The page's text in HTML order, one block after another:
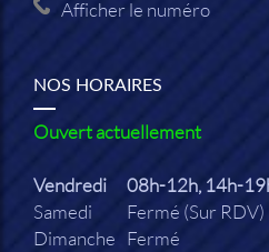
Afficher le numéro
NOS HORAIRES
Ouvert actuellement
Vendredi
08h-12h, 14h-
Samedi
Fermé (Sur RDV)
Dimanche Fermé